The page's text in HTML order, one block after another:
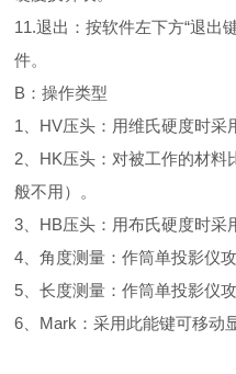
11.退出：按软件左下方“退出
件。
B：操作类型
1、HV压头：用维氏硬度时采
2、HK压头：对被工作的材料
般不用）。
3、HB压头：用布氏硬度时采
4、角度测量：作筒单投影仪攻
5、长度测量：作筒单投影仪攻
6、Mark：采用此能键可移动